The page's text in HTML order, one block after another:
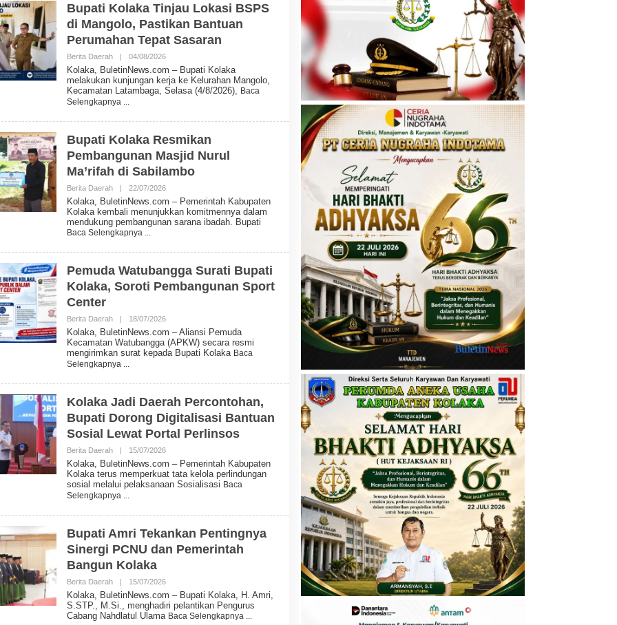
T
I
N
W
S
Bupati Kolaka Tinjau Lokasi BSPS
di Mangolo, Pastikan Bantuan
Perumahan Tepat Sasaran
Berita Daerah | 04/08/2026O
E
H
B
E
I
N
N
E
S
Kolaka, BuletinNews.com – Bupati Kolaka
melakukan kunjungan kerja ke Kelurahan Mangolo,
Kecamatan Latambaga, Selasa (4/8/2026),
Baca
Selengkapnya
Bupati Kolaka Resmikan
Pembangunan Masjid Nurul
Ma’rifah di Sabilambo
Berita Daerah | 22/07/2026O
E
H
B
E
N
S
Kolaka, BuletinNews.com – Pemerintah Kabupaten
Kolaka kembali menunjukkan komitmennya dalam
mendukung pembangunan sarana ibadah. Bupati
Baca Selengkapnya
Pemuda Watubangga Surati Bupati
Kolaka, Soroti Pembangunan Sport
Center
Berita Daerah | 18/07/2026O
E
H
B
E
I
N
N
E
S
Kolaka, BuletinNews.com – Aliansi Pemuda
Kecamatan Watubangga (APKW) secara resmi
mengirimkan surat kepada Bupati Kolaka Baca
Selengkapnya
Kolaka Jadi Daerah Percontohan,
Bupati Dorong Digitalisasi Bantuan
Sosial Lewat Portal Perlinsos
Berita Daerah | 15/07/2026O
E
H
B
E
I
N
N
S
Kolaka, BuletinNews.com – Pemerintah Kabupaten
Kolaka terus memperkuat tata kelola perlindungan
sosial melalui pelaksanaan Sosialisasi Baca
Selengkapnya
Bupati Amri Tekankan Pentingnya
Sinergi PCNU dan Pemerintah
Bangun Kolaka
Berita Daerah | 15/07/2026O
E
H
B
Kolaka, BuletinNews.com – Bupati Kolaka, H. Amri,
S.STP., M.Si., menghadiri pelantikan Pengurus
Cabang Nahdlatul Ulama Baca Selengkapnya